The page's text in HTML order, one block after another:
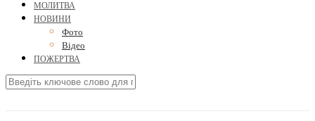
МОЛИТВА
НОВИНИ
Фото
Відео
ПОЖЕРТВА